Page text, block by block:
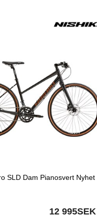
SLD Dam Pianosvert Nyhet
12 995SEK